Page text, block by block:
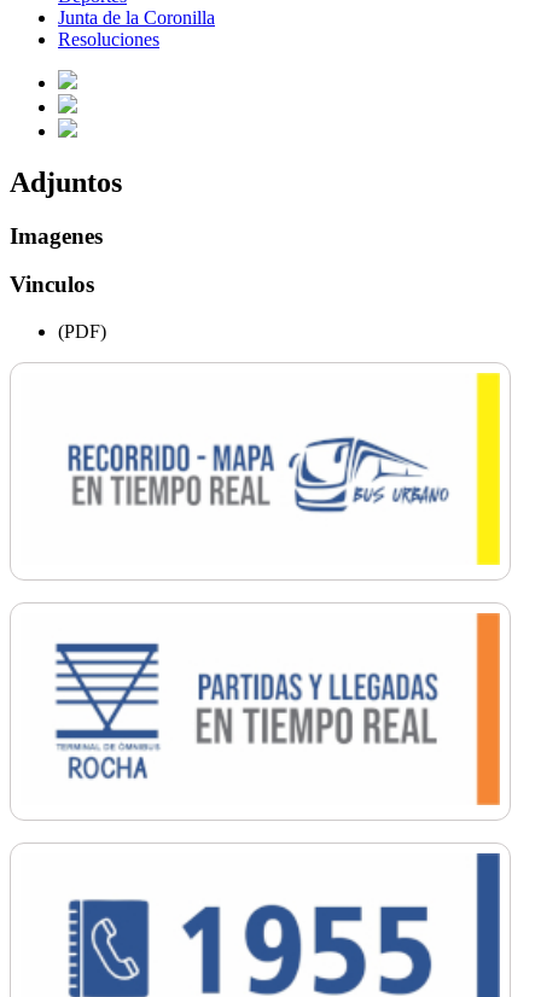
Junta de la Coronilla
Resoluciones
Adjuntos
Imagenes
Vinculos
(PDF)